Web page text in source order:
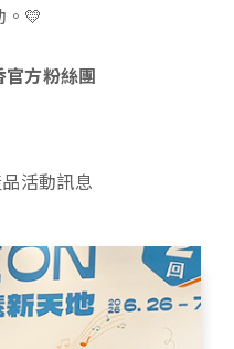
💛
官方粉絲團
活動訊息